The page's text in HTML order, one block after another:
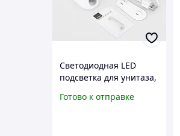
Светодиодная LED
подсветка для унитаза,
с датчиком движения
Готово к отправке